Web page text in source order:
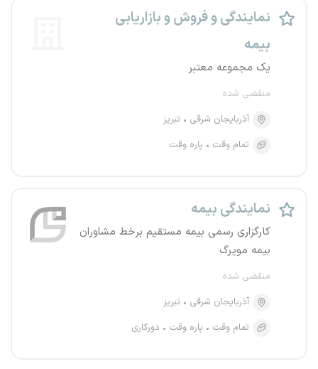
نمایندگی و فروش و بازاریابی
بیمه
یک مجموعه معتبر
منقضی شده
آذربایجان شرقی
تبریز
تمام وقت
پاره وقت
نمایندگی بیمه
کارگزاری رسمی بیمه مستقیم برخط مشاوران
بیمه مویرگ
منقضی شده
آذربایجان شرقی
تبریز
تمام وقت
پاره وقت دورکاری